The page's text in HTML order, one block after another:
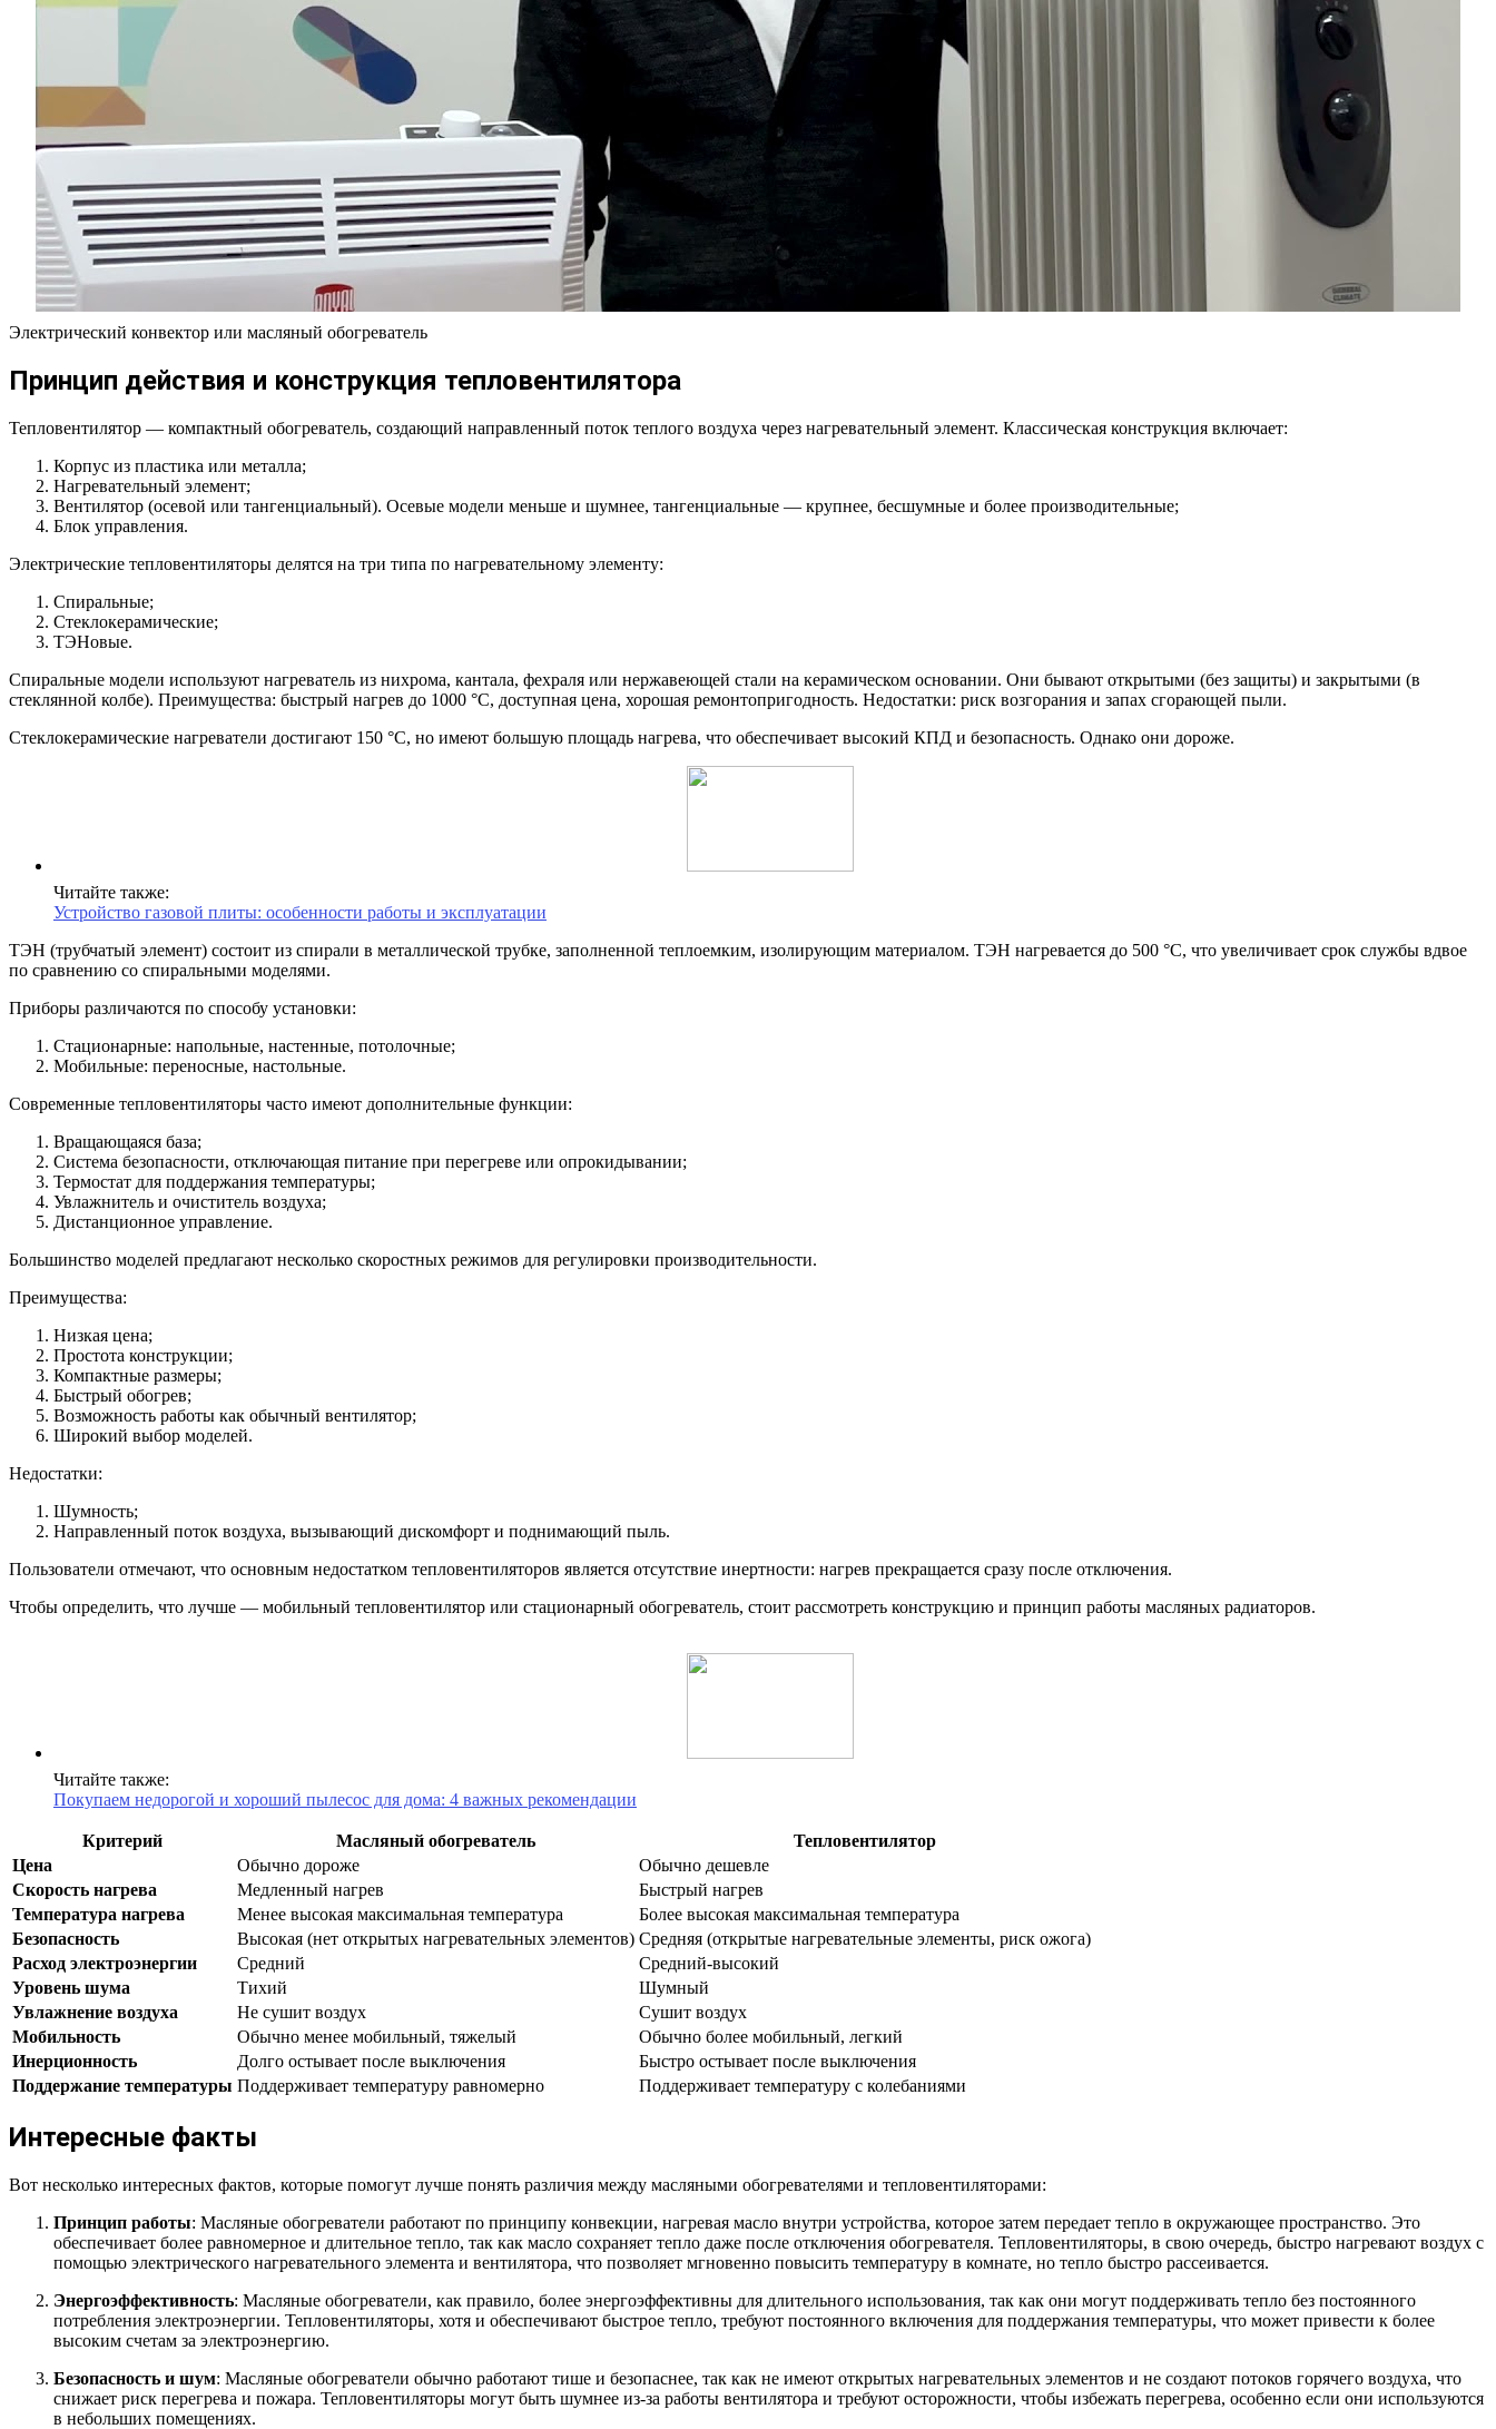
Электрический конвектор или масляный обогреватель
Принцип действия и конструкция тепловентилятора
Тепловентилятор — компактный обогреватель, создающий направленный поток теплого воздуха через нагревательный элемент. Классическая конструкция включает:
Корпус из пластика или металла;
Нагревательный элемент;
Вентилятор (осевой или тангенциальный). Осевые модели меньше и шумнее, тангенциальные — крупнее, бесшумные и более производительные;
Блок управления.
Электрические тепловентиляторы делятся на три типа по нагревательному элементу:
Спиральные;
Стеклокерамические;
ТЭНовые.
Спиральные модели используют нагреватель из нихрома, кантала, фехраля или нержавеющей стали на керамическом основании. Они бывают открытыми (без защиты) и закрытыми (в
стеклянной колбе). Преимущества: быстрый нагрев до 1000 °С, доступная цена, хорошая ремонтопригодность. Недостатки: риск возгорания и запах сгорающей пыли.
Стеклокерамические нагреватели достигают 150 °С, но имеют большую площадь нагрева, что обеспечивает высокий КПД и безопасность. Однако они дороже.
Читайте также:
Устройство газовой плиты: особенности работы и эксплуатации
ТЭН (трубчатый элемент) состоит из спирали в металлической трубке, заполненной теплоемким, изолирующим материалом. ТЭН нагревается до 500 °С, что увеличивает срок службы вдвое
по сравнению со спиральными моделями.
Приборы различаются по способу установки:
Стационарные: напольные, настенные, потолочные;
Мобильные: переносные, настольные.
Современные тепловентиляторы часто имеют дополнительные функции:
Вращающаяся база;
Система безопасности, отключающая питание при перегреве или опрокидывании;
Термостат для поддержания температуры;
Увлажнитель и очиститель воздуха;
Дистанционное управление.
Большинство моделей предлагают несколько скоростных режимов для регулировки производительности.
Преимущества:
Низкая цена;
Простота конструкции;
Компактные размеры;
Быстрый обогрев;
Возможность работы как обычный вентилятор;
Широкий выбор моделей.
Недостатки:
Шумность;
Направленный поток воздуха, вызывающий дискомфорт и поднимающий пыль.
Пользователи отмечают, что основным недостатком тепловентиляторов является отсутствие инертности: нагрев прекращается сразу после отключения.
Чтобы определить, что лучше — мобильный тепловентилятор или стационарный обогреватель, стоит рассмотреть конструкцию и принцип работы масляных радиаторов.
Читайте также:
Покупаем недорогой и хороший пылесос для дома: 4 важных рекомендации
Критерий Масляный обогреватель
Тепловентилятор
Цена
Обычно дороже
Обычно дешевле
Скорость нагрева
Медленный нагрев
Быстрый нагрев
Температура нагрева
Менее высокая максимальная температура
Более высокая максимальная температура
Безопасность
Высокая (нет открытых нагревательных элементов) Средняя (открытые нагревательные элементы, риск ожога)
Расход электроэнергии
Средний
Средний-высокий
Уровень шума
Тихий
Шумный
Увлажнение воздуха
Не сушит воздух
Сушит воздух
Мобильность
Обычно менее мобильный, тяжелый
Обычно более мобильный, легкий
Инерционность
Долго остывает после выключения
Быстро остывает после выключения
Поддержание температуры Поддерживает температуру равномерно Поддерживает температуру с колебаниями
Интересные факты
Вот несколько интересных фактов, которые помогут лучше понять различия между масляными обогревателями и тепловентиляторами:
Принцип работы: Масляные обогреватели работают по принципу конвекции, нагревая масло внутри устройства, которое затем передает тепло в окружающее пространство. Это
обеспечивает более равномерное и длительное тепло, так как масло сохраняет тепло даже после отключения обогревателя. Тепловентиляторы, в свою очередь, быстро нагревают воздух с
помощью электрического нагревательного элемента и вентилятора, что позволяет мгновенно повысить температуру в комнате, но тепло быстро рассеивается.
Энергоэффективность: Масляные обогреватели, как правило, более энергоэффективны для длительного использования, так как они могут поддерживать тепло без постоянного
потребления электроэнергии. Тепловентиляторы, хотя и обеспечивают быстрое тепло, требуют постоянного включения для поддержания температуры, что может привести к более
высоким счетам за электроэнергию.
Безопасность и шум: Масляные обогреватели обычно работают тише и безопаснее, так как не имеют открытых нагревательных элементов и не создают потоков горячего воздуха, что
снижает риск перегрева и пожара. Тепловентиляторы могут быть шумнее из-за работы вентилятора и требуют осторожности, чтобы избежать перегрева, особенно если они используются
в небольших помещениях.